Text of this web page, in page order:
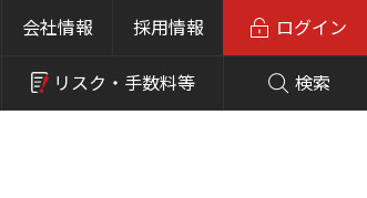
会社情報 採用情報
リスク・ 手数料等 検索
ログイン